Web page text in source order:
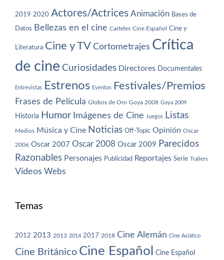
2019 2020 Actores/Actrices Animación Bases de
Datos Bellezas en el cine Carteles Cine Español Cine y
Literatura Cine y TV Cortometrajes Crítica
de cine Curiosidades Directores Documentales
Entrevistas Estrenos Eventos Festivales/Premios
Frases de Película Globos de Oro Goya 2008 Goya 2009
Historia Humor Imágenes de Cine Juegos Listas
Medios Música y Cine Noticias Off-Topic Opinión Oscar
2006 Oscar 2007 Oscar 2008 Oscar 2009 Parecidos
Razonables Personajes Publicidad Reportajes Serie Trailers
Vídeos Webs
Temas
2012 2013 2013 2014 2017 2018 Cine Alemán Cine Asiático
Cine Británico Cine Español Cine Español